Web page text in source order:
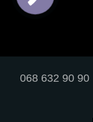
068 632 90 90